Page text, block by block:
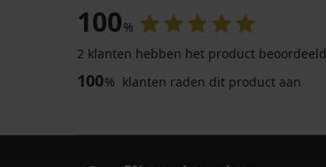
100%
2 klanten hebben het product beoordeeld
100% klanten raden dit product aan